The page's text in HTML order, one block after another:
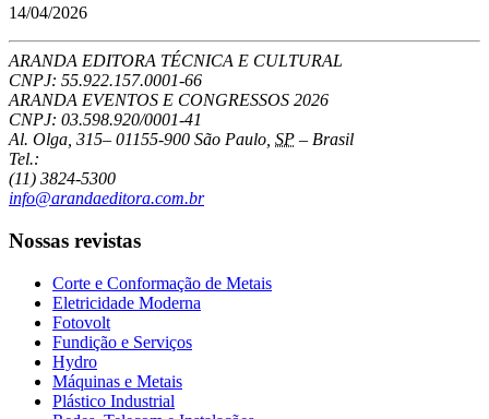
14/04/2026
ARANDA EDITORA TÉCNICA E CULTURAL
CNPJ: 55.922.157.0001-66
ARANDA EVENTOS E CONGRESSOS 2026
CNPJ: 03.598.920/0001-41
Al. Olga, 315– 01155-900 São Paulo, SP – Brasil
Tel.:
(11) 3824-5300
info@arandaeditora.com.br
Nossas revistas
Corte e Conformação de Metais
Eletricidade Moderna
Fotovolt
Fundição e Serviços
Hydro
Máquinas e Metais
Plástico Industrial